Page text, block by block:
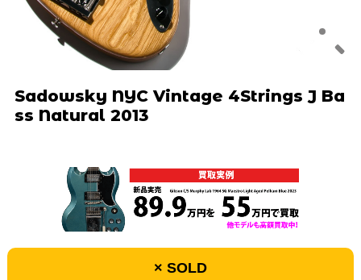
Sadowsky NYC Vintage 4Strings J Ba
ss Natural 2013
× SOLD